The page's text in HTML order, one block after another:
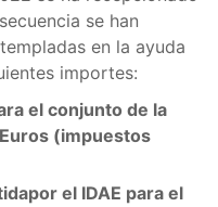
se han
en la ayuda
importes:
el conjunto de la
(impuestos
el IDAE para el